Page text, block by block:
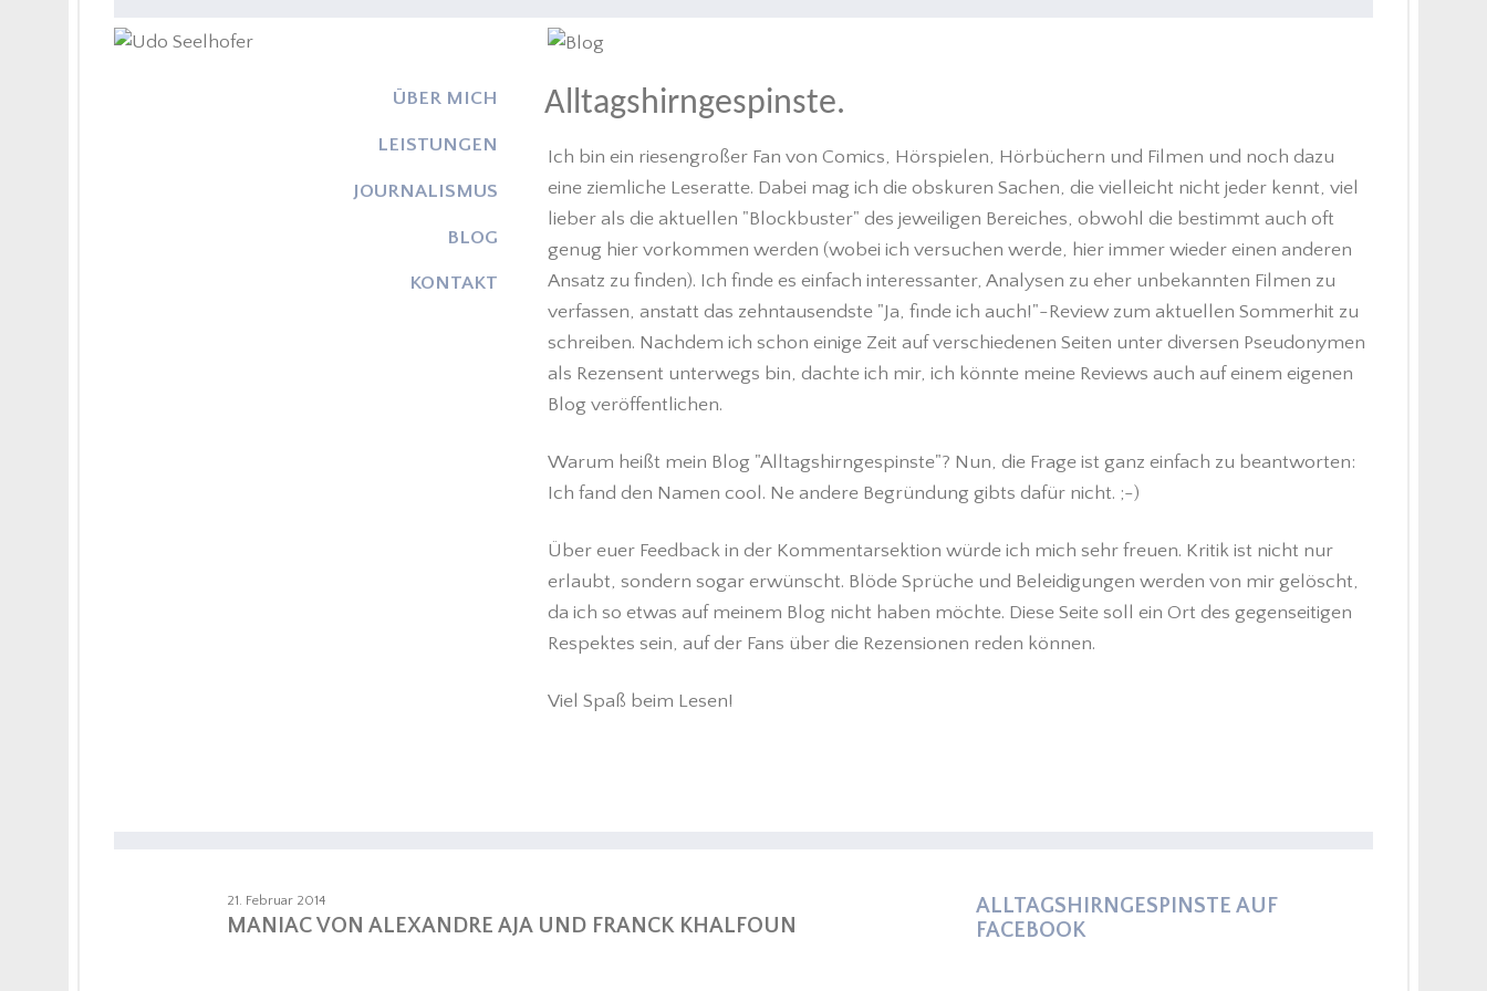
ÜBER MICH
LEISTUNGEN
JOURNALISMUS
BLOG
KONTAKT
Alltagshirngespinste.
Ich bin ein riesengroßer Fan von Comics, Hörspielen, Hörbüchern und Filmen und noch dazu
eine ziemliche Leseratte. Dabei mag ich die obskuren Sachen, die vielleicht nicht jeder kennt, viel
lieber als die aktuellen "Blockbuster" des jeweiligen Bereiches, obwohl die bestimmt auch oft
genug hier vorkommen werden (wobei ich versuchen werde, hier immer wieder einen anderen
Ansatz zu finden). Ich finde es einfach interessanter, Analysen zu eher unbekannten Filmen zu
verfassen, anstatt das zehntausendste "Ja, finde ich auch!"-Review zum aktuellen Sommerhit zu
schreiben. Nachdem ich schon einige Zeit auf verschiedenen Seiten unter diversen Pseudonymen
als Rezensent unterwegs bin, dachte ich mir, ich könnte meine Reviews auch auf einem eigenen
Blog veröffentlichen.
Warum heißt mein Blog "Alltagshirngespinste"? Nun, die Frage ist ganz einfach zu beantworten:
Ich fand den Namen cool. Ne andere Begründung gibts dafür nicht. ;-)
Über euer Feedback in der Kommentarsektion würde ich mich sehr freuen. Kritik ist nicht nur
erlaubt, sondern sogar erwünscht. Blöde Sprüche und Beleidigungen werden von mir gelöscht,
da ich so etwas auf meinem Blog nicht haben möchte. Diese Seite soll ein Ort des gegenseitigen
Respektes sein, auf der Fans über die Rezensionen reden können.
Viel Spaß beim Lesen!
21. Februar 2014
MANIAC VON ALEXANDRE AJA UND FRANCK KHALFOUN
ALLTAGSHIRNGESPINSTE AUF
FACEBOOK